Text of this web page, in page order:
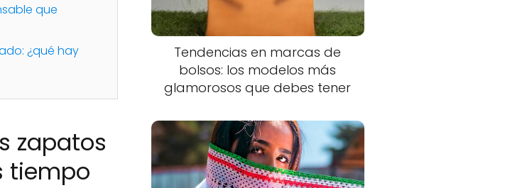
que
¿qué hay
zapatos
tiempo
Tendencias en marcas de
bolsos: los modelos más
glamorosos que debes tener